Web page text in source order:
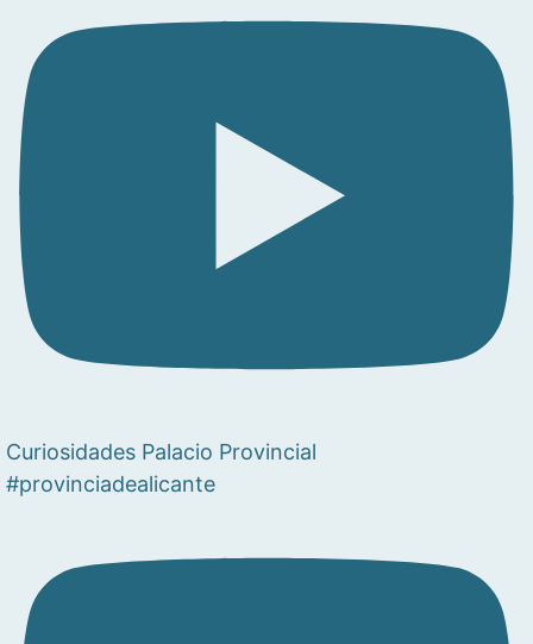
Curiosidades Palacio Provincial
#provinciadealicante